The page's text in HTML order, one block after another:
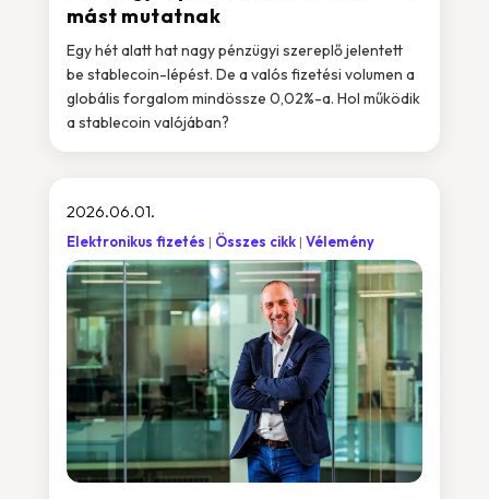
mást mutatnak
Egy hét alatt hat nagy pénzügyi szereplő jelentett
be stablecoin-lépést. De a valós fizetési volumen a
globális forgalom mindössze 0,02%-a. Hol működik
a stablecoin valójában?
2026.06.01.
Elektronikus fizetés Összes cikk Vélemény